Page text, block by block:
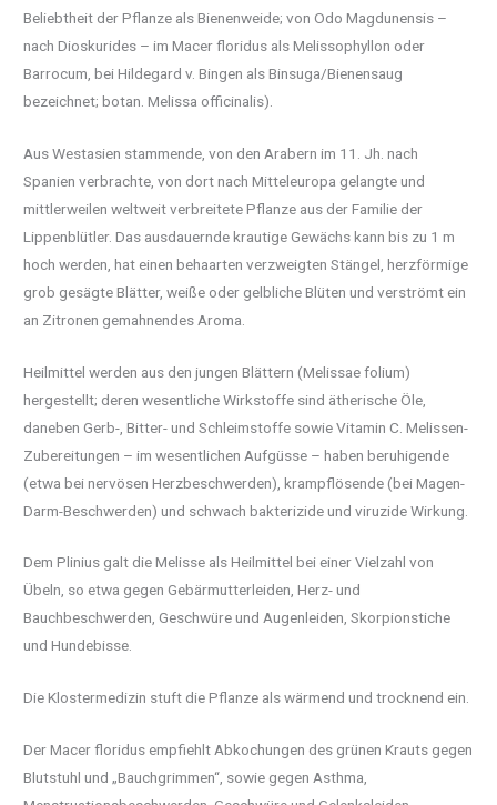
Beliebtheit der Pflanze als Bienenweide; von Odo Magdunensis –
nach Dioskurides – im Macer floridus als Melissophyllon oder
Barrocum, bei Hildegard v. Bingen als Binsuga/Bienensaug
bezeichnet; botan. Melissa officinalis).
Aus Westasien stammende, von den Arabern im 11. Jh. nach
Spanien verbrachte, von dort nach Mitteleuropa gelangte und
mittlerweilen weltweit verbreitete Pflanze aus der Familie der
Lippenblütler. Das ausdauernde krautige Gewächs kann bis zu 1 m
hoch werden, hat einen behaarten verzweigten Stängel, herzförmige
grob gesägte Blätter, weiße oder gelbliche Blüten und verströmt ein
an Zitronen gemahnendes Aroma.
Heilmittel werden aus den jungen Blättern (Melissae folium)
hergestellt; deren wesentliche Wirkstoffe sind ätherische Öle,
daneben Gerb-, Bitter- und Schleimstoffe sowie Vitamin C. Melissen-
Zubereitungen – im wesentlichen Aufgüsse – haben beruhigende
(etwa bei nervösen Herzbeschwerden), krampflösende (bei Magen-
Darm-Beschwerden) und schwach bakterizide und viruzide Wirkung.
Dem Plinius galt die Melisse als Heilmittel bei einer Vielzahl von
Übeln, so etwa gegen Gebärmutterleiden, Herz- und
Bauchbeschwerden, Geschwüre und Augenleiden, Skorpionstiche
und Hundebisse.
Die Klostermedizin stuft die Pflanze als wärmend und trocknend ein.
Der Macer floridus empfiehlt Abkochungen des grünen Krauts gegen
Blutstuhl und „Bauchgrimmen“, sowie gegen Asthma,